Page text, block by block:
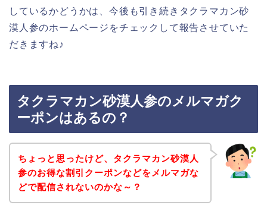
しているかどうかは、今後も引き続きタクラマカン砂
漠人参のホームページをチェックして報告させていた
だきますね♪
タクラマカン砂漠人参のメルマガク
ーポンはあるの？
ちょっと思ったけど、タクラマカン砂漠人
参のお得な割引クーポンなどをメルマガな
どで配信されないのかな～？